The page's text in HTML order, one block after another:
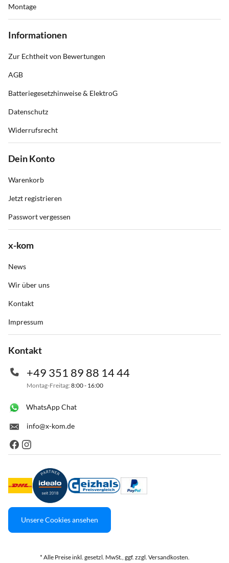
Montage
Informationen
Zur Echtheit von Bewertungen
AGB
Batteriegesetzhinweise & ElektroG
Datenschutz
Widerrufsrecht
Dein Konto
Warenkorb
Jetzt registrieren
Passwort vergessen
x-kom
News
Wir über uns
Kontakt
Impressum
Kontakt
+49 351 89 88 14 44
Montag-Freitag: 8:00 - 16:00
WhatsApp Chat
info@x-kom.de
Unsere Cookies ansehen
* Alle Preise inkl. gesetzl. MwSt., ggf. zzgl. Versandkosten.